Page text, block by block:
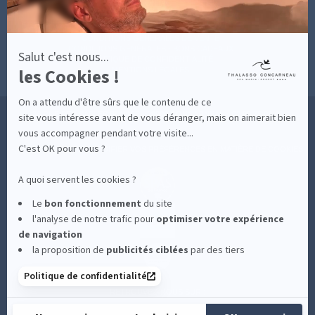
Salut c'est nous...
les Cookies !
On a attendu d'être sûrs que le contenu de ce
site vous intéresse avant de vous déranger, mais on aimerait bien
vous accompagner pendant votre visite...
C'est OK pour vous ?
A quoi servent les cookies ?
Le bon fonctionnement du site
l'analyse de notre trafic pour optimiservotre expérience
de navigation
la proposition de publicités ciblées par des tiers
Politique de confidentialité
CONTACT
MESURES D'HYGIÈNE
POLITIQUE DE CONFIDENTIALITÉ
MENTIONS LÉGALES
36 RUE DES SABLES BLANCS - 29900 CONCARNEAU - 02 98 75 05 40
CLIQUEZ-ICI POUR MODIFIER VOS PRÉFÉRENCES EN MATIÈRE DE COOKIES